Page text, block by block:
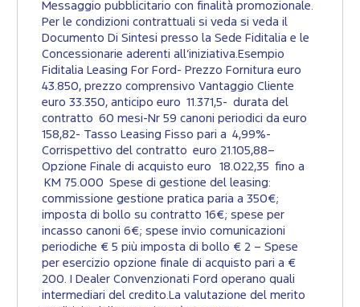
Messaggio pubblicitario con finalità promozionale.
Per le condizioni contrattuali si veda si veda il
Documento Di Sintesi presso la Sede Fiditalia e le
Concessionarie aderenti all’iniziativa.Esempio
Fiditalia Leasing For Ford- Prezzo Fornitura euro
43.850, prezzo comprensivo Vantaggio Cliente
euro 33.350, anticipo euro 11.371,5- durata del
contratto 60 mesi-Nr 59 canoni periodici da euro
158,82- Tasso Leasing Fisso pari a 4,99%-
Corrispettivo del contratto euro 21.105,88–
Opzione Finale di acquisto euro 18.022,35 fino a
KM 75.000 Spese di gestione del leasing:
commissione gestione pratica paria a 350€;
imposta di bollo su contratto 16€; spese per
incasso canoni 6€; spese invio comunicazioni
periodiche € 5 più imposta di bollo € 2 – Spese
per esercizio opzione finale di acquisto pari a €
200. I Dealer Convenzionati Ford operano quali
intermediari del credito.La valutazione del merito